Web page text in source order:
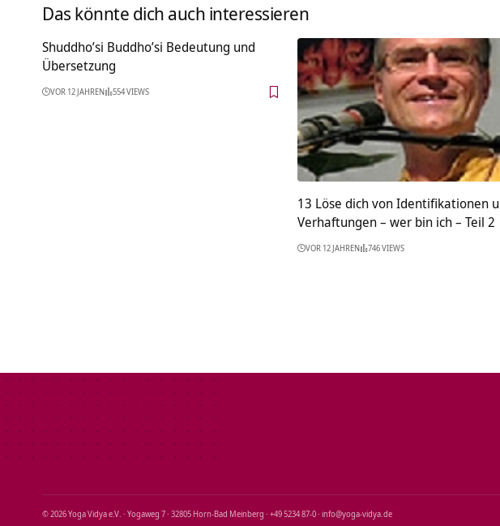
Das könnte dich auch interessieren
Shuddho’si Buddho’si Bedeutung und
Übersetzung
VOR 12 JAHREN 554 VIEWS
13 Löse dich von Identifikationen
Verhaftungen – wer bin ich – Teil 2
VOR 12 JAHREN 746 VIEWS
© 2026 Yoga Vidya e.V. · Yogaweg 7 · 32805 Horn‑Bad Meinberg · +49 5234 87‑0 · info@yoga‑vidya.de